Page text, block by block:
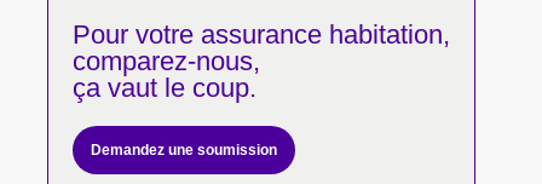
Pour votreassurance habitation,
comparez-nous,
ça vaut le coup.
Demandez une soumission